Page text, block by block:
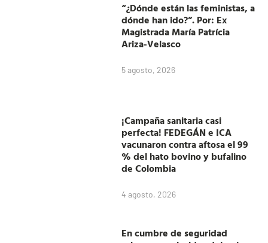
“¿Dónde están las feministas, a
dónde han ido?”. Por: Ex
Magistrada María Patrícia
Ariza-Velasco
5 agosto, 2026
¡Campaña sanitaria casi
perfecta! FEDEGÁN e ICA
vacunaron contra aftosa el 99
% del hato bovino y bufalino
de Colombia
4 agosto, 2026
En cumbre de seguridad